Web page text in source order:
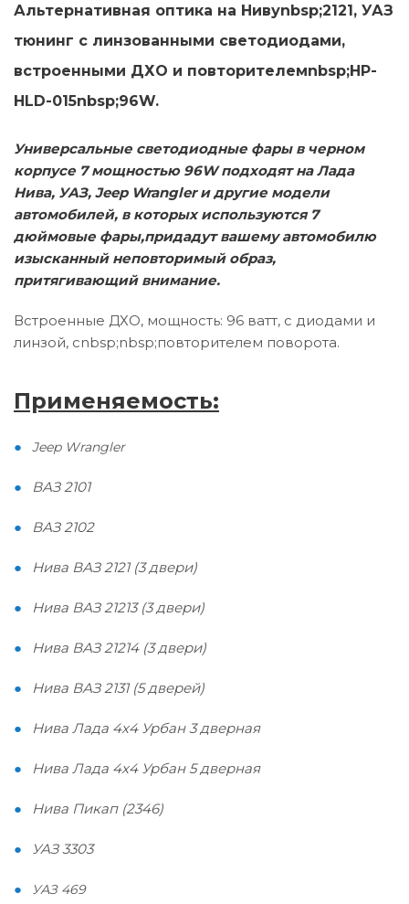
Альтернативная оптика на Нивуnbsp;2121, УАЗ
тюнинг с линзованными светодиодами,
встроенными ДХО и повторителемnbsp;HP-
HLD-015nbsp;96W.
Универсальные светодиодные фары в черном
корпусе 7 мощностью 96W подходят на Лада
Нива, УАЗ, Jeep Wrangler и другие модели
автомобилей, в которых используются 7
дюймовые фары,придадут вашему автомобилю
изысканный неповторимый образ,
притягивающий внимание.
Встроенные ДХО, мощность: 96 ватт, с диодами и
линзой, сnbsp;nbsp;повторителем поворота.
Применяемость:
Jeep Wrangler
ВАЗ 2101
ВАЗ 2102
Нива ВАЗ 2121 (3 двери)
Нива ВАЗ 21213 (3 двери)
Нива ВАЗ 21214 (3 двери)
Нива ВАЗ 2131 (5 дверей)
Нива Лада 4х4 Урбан 3 дверная
Нива Лада 4х4 Урбан 5 дверная
Нива Пикап (2346)
УАЗ 3303
УАЗ 469